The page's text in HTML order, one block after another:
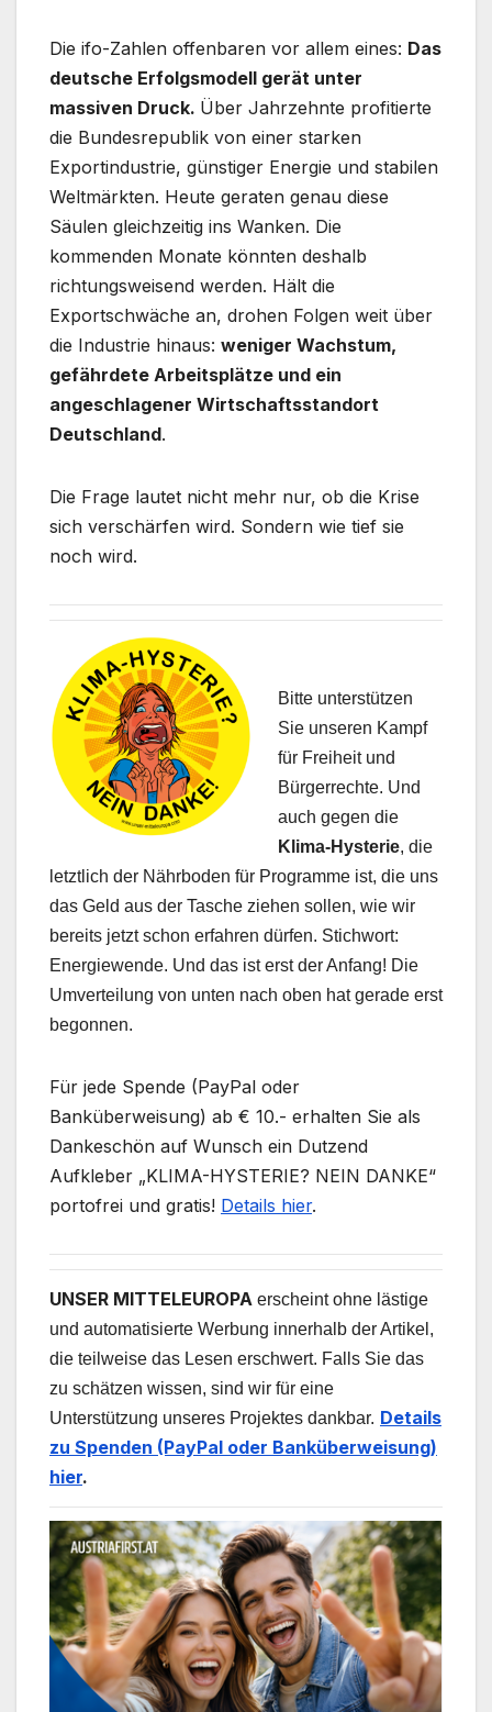
Die ifo-Zahlen offenbaren vor allem eines: Das
deutsche Erfolgsmodell gerät unter
massiven Druck. Über Jahrzehnte profitierte
die Bundesrepublik von einer starken
Exportindustrie, günstiger Energie und stabilen
Weltmärkten. Heute geraten genau diese
Säulen gleichzeitig ins Wanken. Die
kommenden Monate könnten deshalb
richtungsweisend werden. Hält die
Exportschwäche an, drohen Folgen weit über
die Industrie hinaus: weniger Wachstum,
gefährdete Arbeitsplätze und ein
angeschlagener Wirtschaftsstandort
Deutschland.
Die Frage lautet nicht mehr nur, ob die Krise
sich verschärfen wird. Sondern wie tief sie
noch wird.
Bitte unterstützen
Sie unseren Kampf
für Freiheit und
Bürgerrechte. Und
auch gegen die
Klima-Hysterie, die
letztlich der Nährboden für Programme ist, die uns
das Geld aus der Tasche ziehen sollen, wie wir
bereits jetzt schon erfahren dürfen. Stichwort:
Energiewende. Und das ist erst der Anfang! Die
Umverteilung von unten nach oben hat gerade erst
begonnen.
Für jede Spende (PayPal oder
Banküberweisung) ab € 10.- erhalten Sie als
Dankeschön auf Wunsch ein Dutzend
Aufkleber „KLIMA-HYSTERIE? NEIN DANKE“
portofrei und gratis! Details hier.
UNSER MITTELEUROPA erscheint ohne lästige
und automatisierte Werbung innerhalb der Artikel,
die teilweise das Lesen erschwert. Falls Sie das
zu schätzen wissen, sind wir für eine
Unterstützung unseres Projektes dankbar. Details
zu Spenden (PayPal oder Banküberweisung)
hier.